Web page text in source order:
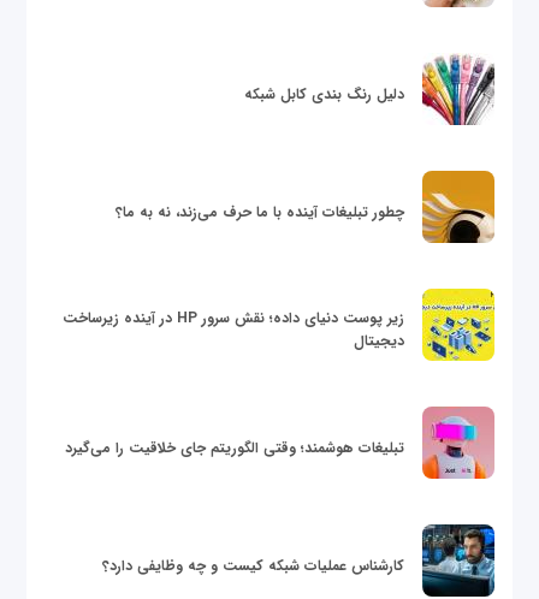
دلیل رنگ بندی کابل شبکه
چطور تبلیغات آینده با ما حرف می‌زند، نه به ما؟
زیر پوست دنیای داده؛ نقش سرور HP در آینده زیرساخت
دیجیتال
تبلیغات هوشمند؛ وقتی الگوریتم جای خلاقیت را می‌گیرد
کارشناس عملیات شبکه کیست و چه وظایفی دارد؟